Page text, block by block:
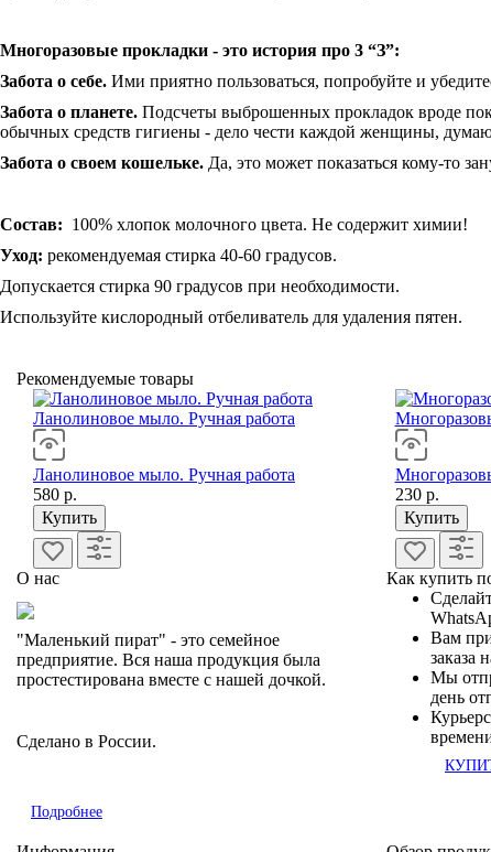
Многоразовые прокладки - это история про 3 “З”:
Забота о себе. Ими приятно пользоваться, попробуйте и
Забота о планете. Подсчеты выброшенных прокладок вроде
обычных средств гигиены - дело чести каждой женщины,
Забота о своем кошельке. Да, это может показаться кому-то
Состав: 100% хлопок молочного цвета. Не содержит химии!
Уход: рекомендуемая стирка 40-60 градусов.
Допускается стирка 90 градусов при необходимости.
Используйте кислородный отбеливатель для удаления пятен.
Рекомендуемые товары
Ланолиновое мыло. Ручная работа
Ланолиновое мыло. Ручная работа
580 р.
Купить
230 р.
Купить
О нас
"Маленький пират" - это семейное
предприятие. Вся наша продукция была
простестирована вместе с нашей дочкой.
Сделано в России.
Подробнее
Как купить
Вам
заказа
Мы
день